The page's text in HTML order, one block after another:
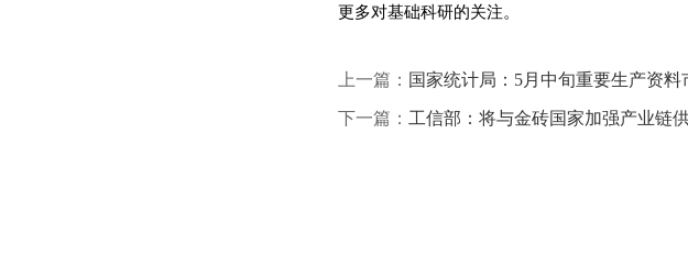
更多对基础科研的关注。
上一篇： 国家统计局：5月中旬重要生产资料
下一篇： 工信部：将与金砖国家加强产业链